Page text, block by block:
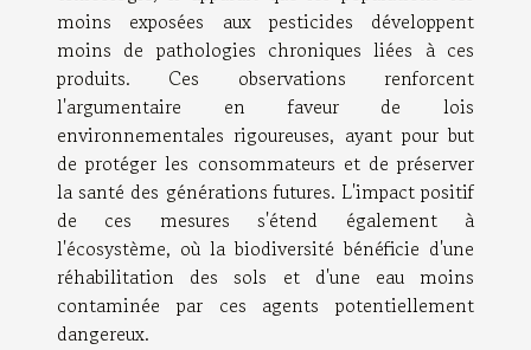
moins exposées aux pesticides développent
moins de pathologies chroniques liées à ces
produits. Ces observations renforcent
l'argumentaire en faveur de lois
environnementales rigoureuses, ayant pour but
de protéger les consommateurs et de préserver
la santé des générations futures. L'impact positif
de ces mesures s'étend également à
l'écosystème, où la biodiversité bénéficie d'une
réhabilitation des sols et d'une eau moins
contaminée par ces agents potentiellement
dangereux.